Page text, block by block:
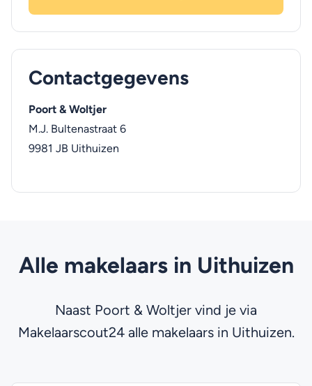
Contactgegevens
Poort & Woltjer
M.J. Bultenastraat 6
9981 JB Uithuizen
Alle makelaars in Uithuizen
Naast Poort & Woltjer vind je via
Makelaarscout24 alle makelaars in Uithuizen.